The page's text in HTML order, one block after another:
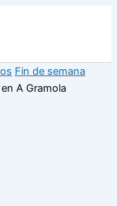
Fin de semana
A Gramola